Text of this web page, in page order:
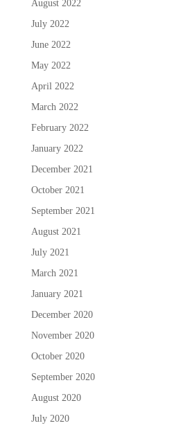
August 2022
July 2022
June 2022
May 2022
April 2022
March 2022
February 2022
January 2022
December 2021
October 2021
September 2021
August 2021
July 2021
March 2021
January 2021
December 2020
November 2020
October 2020
September 2020
August 2020
July 2020